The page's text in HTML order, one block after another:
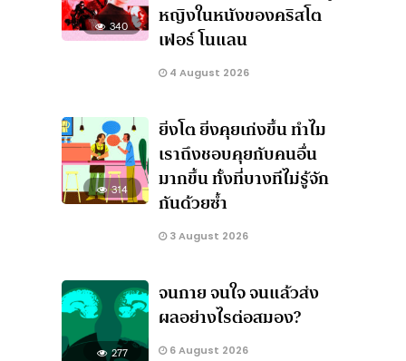
340
หญิงในหนังของคริสโต
เฟอร์ โนแลน
4 August 2026
314
ยิ่งโต ยิ่งคุยเก่งขึ้น ทำไม
เราถึงชอบคุยกับคนอื่น
มากขึ้น ทั้งที่บางทีไม่รู้จัก
กันด้วยซ้ำ
3 August 2026
277
จนกาย จนใจ จนแล้วส่ง
ผลอย่างไรต่อสมอง?
6 August 2026